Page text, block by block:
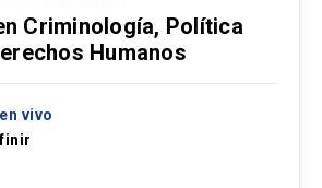
Criminología, Política
Humanos
vivo